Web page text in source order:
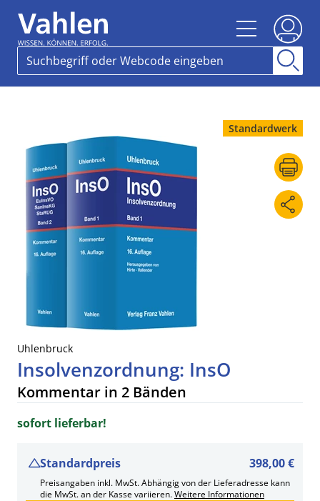
Standardwerk
Uhlenbruck
Insolvenzordnung: InsO
Kommentar in 2 Bänden
sofort lieferbar!
Standardpreis 398,00 €
Preisangaben inkl. MwSt. Abhängig von der Lieferadresse kann
die MwSt. an der Kasse variieren.Weitere Informationen